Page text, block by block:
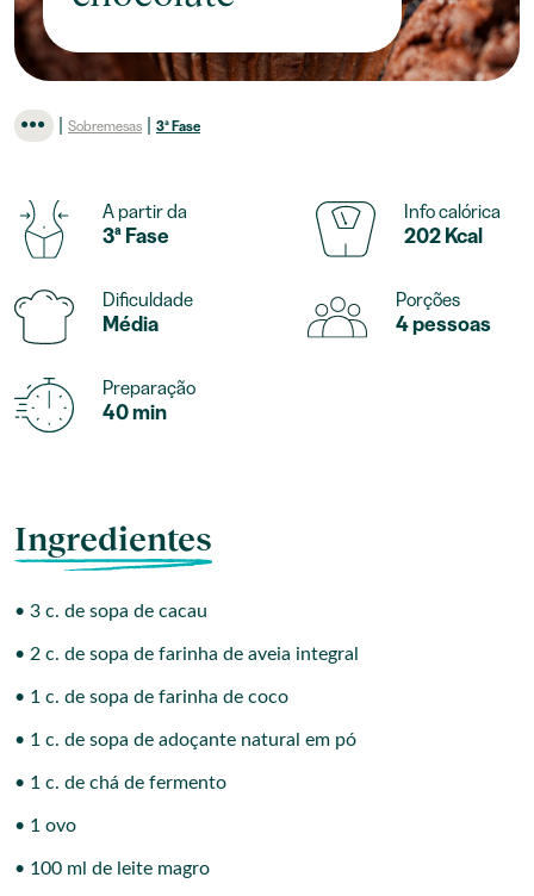
Sobremesas 3ª Fase
A partir da
3ª Fase
Info calórica
202 Kcal
Dificuldade
Média
Porções
4 pessoas
Preparação
40 min
Ingredientes
• 3 c. de sopa de cacau
• 2 c. de sopa de farinha de aveia integral
• 1 c. de sopa de farinha de coco
• 1 c. de sopa de adoçante natural em pó
• 1 c. de chá de fermento
• 1 ovo
• 100 ml de leite magro